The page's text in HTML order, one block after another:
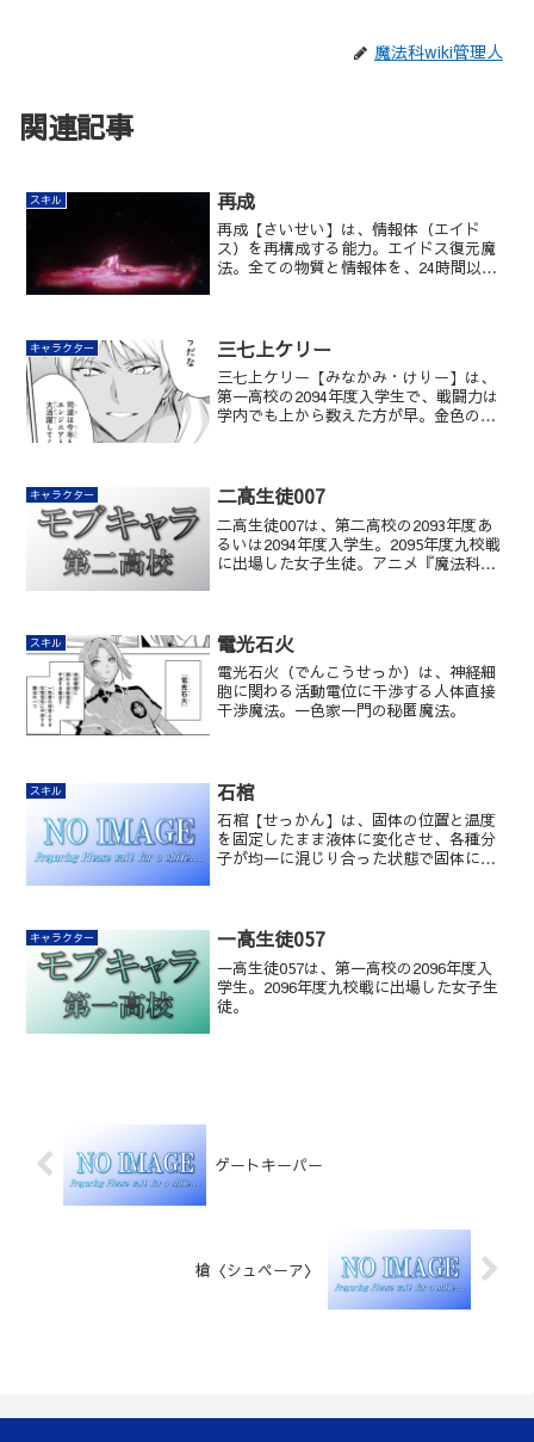
魔法科wiki管理人
関連記事
スキル 再成
再成【さいせい】は、情報体（エイド
ス）を再構成する能力。エイドス復元魔
法。全ての物質と情報体を、24時間以内
キャラクター 三七上ケリー
三七上ケリー【みなかみ・けりー】は、
第一高校の2094年度入学生で、戦闘力は
学内でも上から数えた方が早。金色の髪
キャラクター 二高生徒007
二高生徒007は、第二高校の2093年度あ
るいは2094年度入学生。2095年度九校戦
に出場した女子生徒。アニメ『魔法科高
スキル 電光石火
電光石火（でんこうせっか）は、神経細
胞に関わる活動電位に干渉する人体直接
干渉魔法。一色家一門の秘匿魔法。
スキル 石棺
石棺【せっかん】は、固体の位置と温度
を固定したまま液体に変化させ、各種分
子が均一に混じり合った状態で固体に戻
キャラクター 一高生徒057
一高生徒057は、第一高校の2096年度入
学生。2096年度九校戦に出場した女子生
徒。
ゲートキーパー
槍〈シュペーア〉